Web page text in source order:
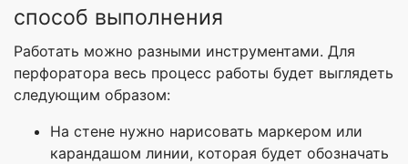
способ выполнения
Работать можно разными инструментами. Для
перфоратора весь процесс работы будет выглядеть
следующим образом:
На стене нужно нарисовать маркером или
карандашом линии, которая будет обозначать